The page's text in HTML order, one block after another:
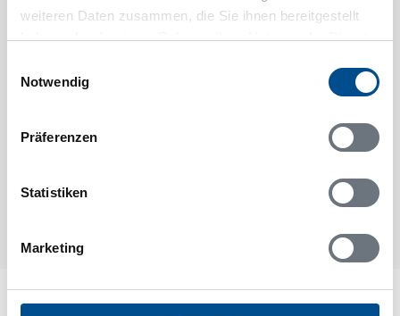
weiteren Daten zusammen, die Sie ihnen bereitgestellt
haben oder die sie im Rahmen Ihrer Nutzung der Dienste
Notwendig
Präferenzen
Statistiken
Marketing
Lageplan